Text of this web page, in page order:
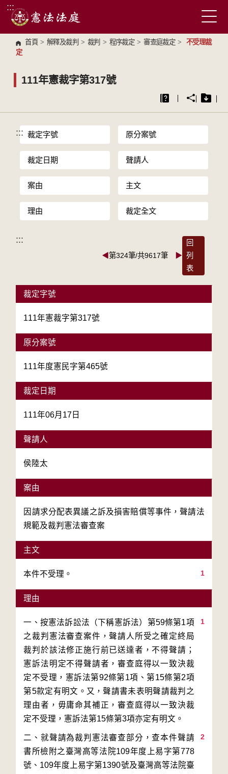
跳到主要內容區塊
:::
首頁 > 解釋及裁判 > 裁判 > 程序裁定 > 審查庭裁定 >
不受理裁
定
111年憲裁字第317號
::: 裁定字號 原分案號
裁定日期 聲請人
案由 主文
理由 裁定全文
:::
◀第324筆/共9617筆 ▶
回
列
表
裁定字號
111年憲裁字第317號
原分案號
111年度憲民字第465號
裁定日期
111年06月17日
聲請人
侯陸太
案由
因請求分配表異議之訴及損害賠償等事件，聲請法
規範及裁判憲法審查案
主文
1
理由
1
一、按憲法訴訟法（下稱憲訴法）第59條第1項
之裁判憲法審查案件，聲請人所受之確定終局
裁判於該法修正施行前已送達者，不得聲請；
憲訴法明定不得聲請者，審查庭得以一致決裁
定不受理，憲訴法第92條第1項、第15條第2項
第5款定有明文。又，聲請書未表明聲請裁判之
理由者，毋庸命其補正，審查庭得以一致決裁
2
二、就聲請為裁判憲法審查部分，查本件聲請
書所檢附之臺灣高等法院109年度上易字第778
號、109年度上易字第1390號及臺灣高等法院臺